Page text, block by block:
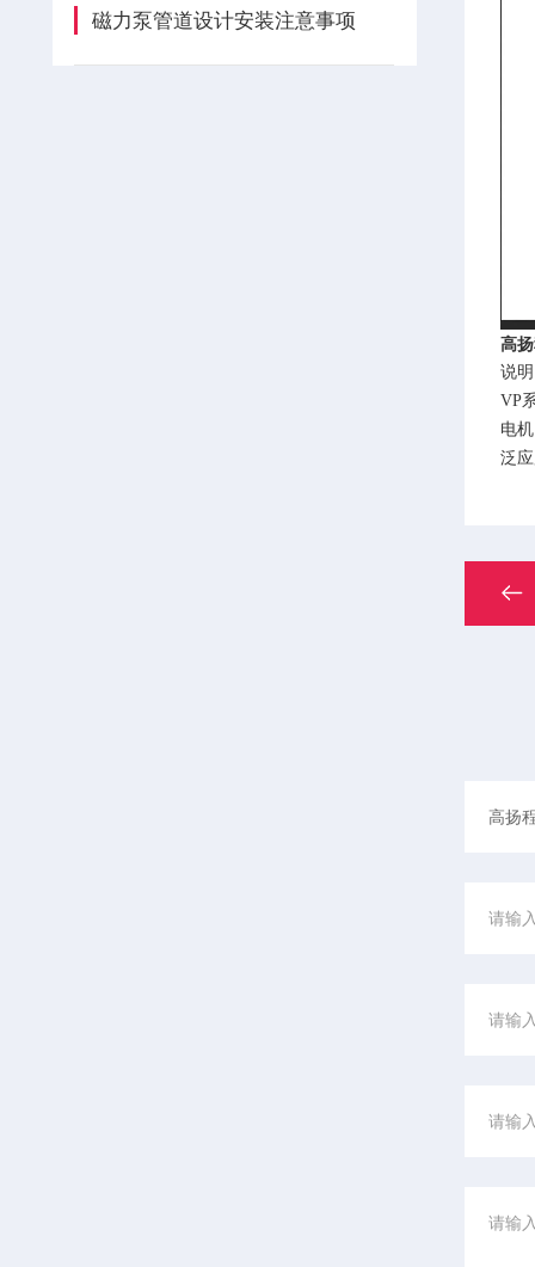
磁力泵管道设计安装注意事项
高
说明
VP
电
泛